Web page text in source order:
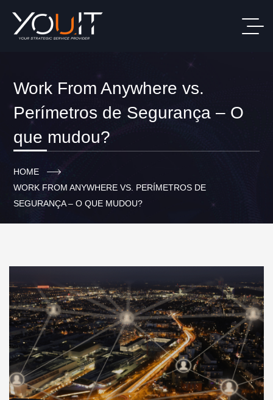
Work From Anywhere vs.
Perímetros de Segurança – O
que mudou?
HOME
WORK FROM ANYWHERE VS. PERÍMETROS DE
SEGURANÇA – O QUE MUDOU?